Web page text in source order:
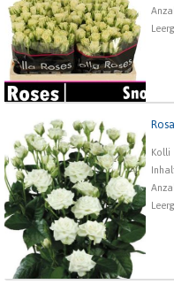
1 2
Kolli
Rosa Spray Snowflake
x
1 2